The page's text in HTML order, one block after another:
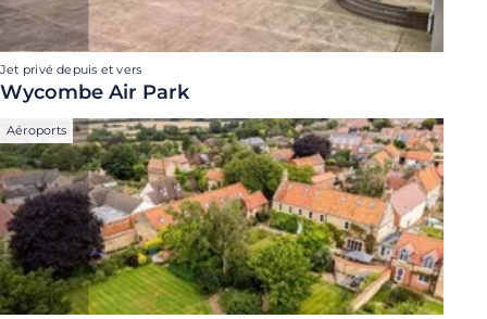
Jet privé depuis et vers
Wycombe Air Park
Aéroports